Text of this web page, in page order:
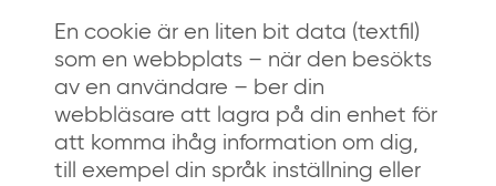
En cookie är en liten bit data (textfil)
som en webbplats – när den besökts
av en användare – ber din
webbläsare att lagra på din enhet för
att komma ihåg information om dig,
till exempel din språk inställning eller